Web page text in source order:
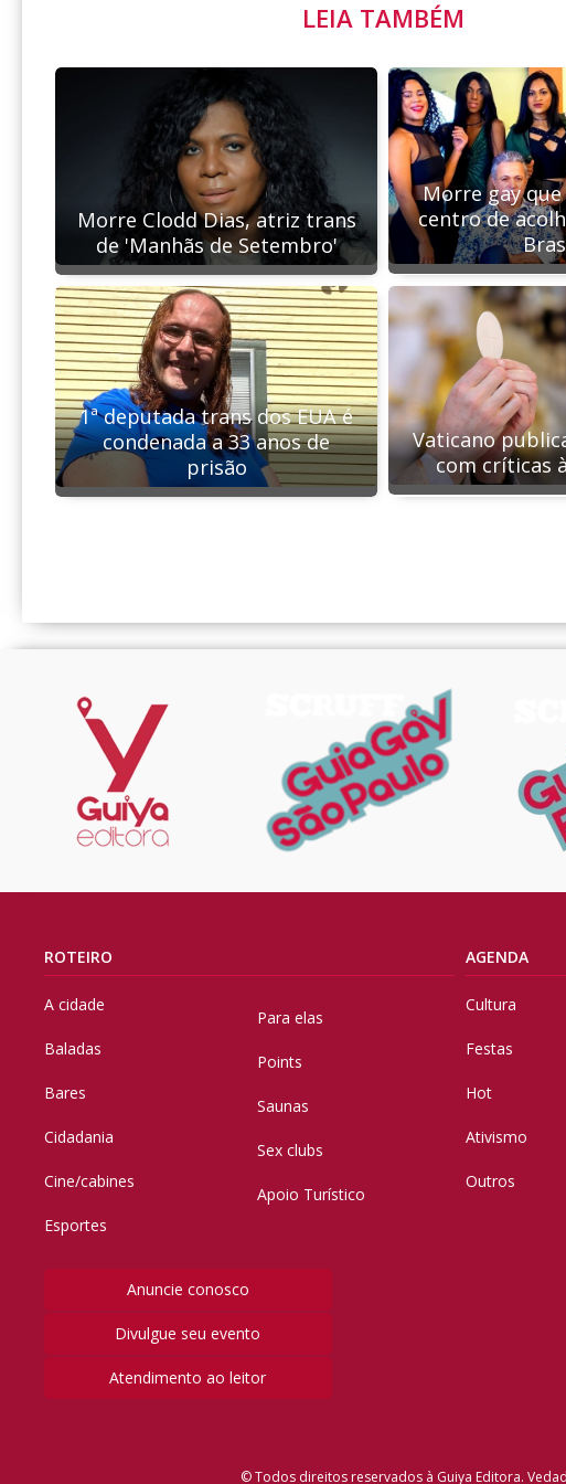
LEIA TAMBÉM
Morre Clodd Dias, atriz trans
de 'Manhãs de Setembro'
Morre gay
centro de
1ª deputada trans dos EUA é
condenada a 33 anos de
prisão
Vaticano
com críticas
ROTEIRO
A cidade
Baladas
Bares
Cidadania
Cine/cabines
Esportes
Para elas
Points
Saunas
Sex clubs
Apoio Turístico
Anuncie conosco
Divulgue seu evento
Atendimento ao leitor
AGENDA
Cultura
Festas
Hot
Ativismo
Outros
© Todos direitos reservados à Guiya Editora.